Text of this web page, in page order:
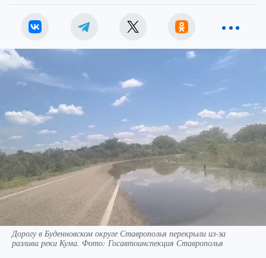
Дорогу в Буденновском округе Ставрополья перекрыли из-за
разлива реки Кума. Фото: Госавтоинспекция Ставрополья